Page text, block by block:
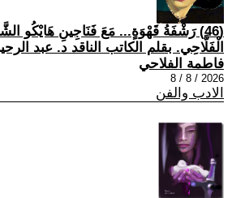
(46) رَشْفَةُ قَهْوَةٍ... مَعَ فَنَاجِينِ هَايْكُو
الْفَلَّاحِي. بقلم الكاتب الناقد د. عبد
فاطمة الفلاحي
2026 / 8 / 8
الادب والفن